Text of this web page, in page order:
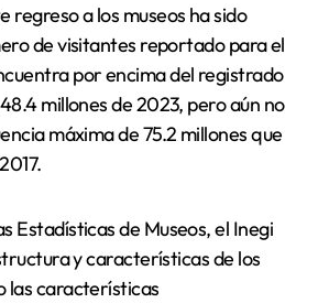
regreso a los museos ha sido
de visitantes reportado para el
por encima del registrado
millones de 2023, pero aún no
máxima de 75.2 millones que
Estadísticas de Museos, el Inegi
y características de los
las características